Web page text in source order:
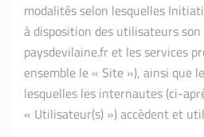
modalités selon lesquelles
à disposition des utilisateurs
paysdevilaine.fr et les services
ensemble le « Site »), ainsi que
lesquelles les internautes (ci-
« Utilisateur(s) ») accèdent et